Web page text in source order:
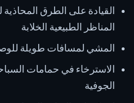
القيادة على الطرق
المناظر الطبيعية الخلابة
المشي لمسافات طويلة
الاسترخاء في حمامات
الجوفية